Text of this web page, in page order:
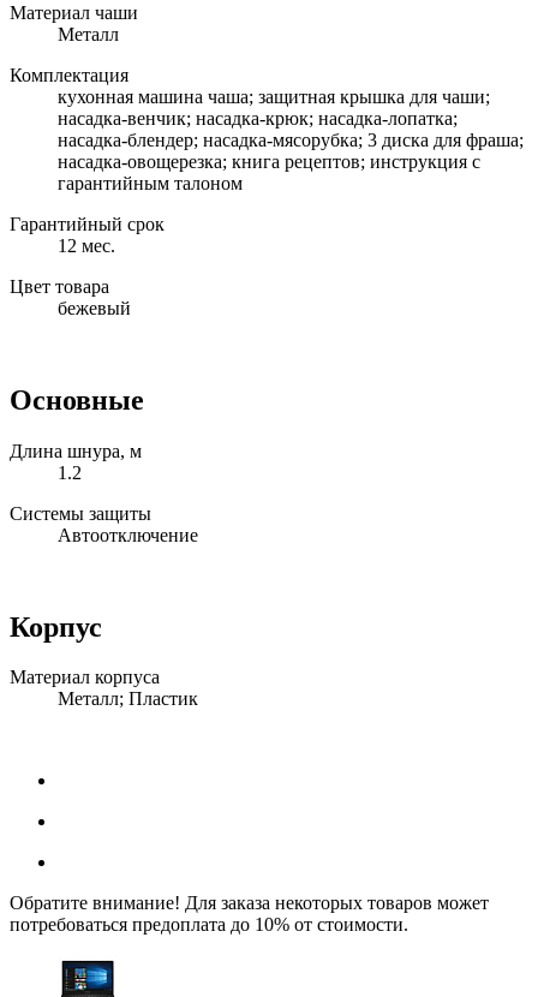
Материал чаши
Металл
Комплектация
кухонная машина чаша; защитная крышка для чаши;
насадка-венчик; насадка-крюк; насадка-лопатка;
насадка-блендер; насадка-мясорубка; 3 диска для фраша;
насадка-овощерезка; книга рецептов; инструкция с
гарантийным талоном
Гарантийный срок
12 мес.
Цвет товара
бежевый
Основные
Длина шнура, м
1.2
Системы защиты
Автоотключение
Корпус
Материал корпуса
Металл; Пластик
Обратите внимание! Для заказа некоторых товаров может
потребоваться предоплата до 10% от стоимости.